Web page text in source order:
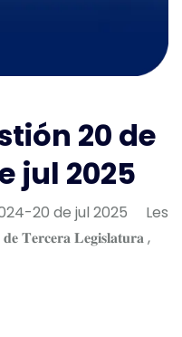
20 de
jul 2025
20 de jul 2025 Les
𝐓𝐞𝐫𝐜𝐞𝐫𝐚 𝐋𝐞𝐠𝐢𝐬𝐥𝐚𝐭𝐮𝐫𝐚 ,